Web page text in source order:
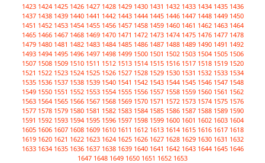
1423 1424 1425 1426 1427 1428 1429 1430 1431 1432 1433 1434 1435 1436
1437 1438 1439 1440 1441 1442 1443 1444 1445 1446 1447 1448 1449 1450
1451 1452 1453 1454 1455 1456 1457 1458 1459 1460 1461 1462 1463 1464
1465 1466 1467 1468 1469 1470 1471 1472 1473 1474 1475 1476 1477 1478
1479 1480 1481 1482 1483 1484 1485 1486 1487 1488 1489 1490 1491 1492
1493 1494 1495 1496 1497 1498 1499 1500 1501 1502 1503 1504 1505 1506
1507 1508 1509 1510 1511 1512 1513 1514 1515 1516 1517 1518 1519 1520
1521 1522 1523 1524 1525 1526 1527 1528 1529 1530 1531 1532 1533 1534
1535 1536 1537 1538 1539 1540 1541 1542 1543 1544 1545 1546 1547 1548
1549 1550 1551 1552 1553 1554 1555 1556 1557 1558 1559 1560 1561 1562
1563 1564 1565 1566 1567 1568 1569 1570 1571 1572 1573 1574 1575 1576
1577 1578 1579 1580 1581 1582 1583 1584 1585 1586 1587 1588 1589 1590
1591 1592 1593 1594 1595 1596 1597 1598 1599 1600 1601 1602 1603 1604
1605 1606 1607 1608 1609 1610 1611 1612 1613 1614 1615 1616 1617 1618
1619 1620 1621 1622 1623 1624 1625 1626 1627 1628 1629 1630 1631 1632
1633 1634 1635 1636 1637 1638 1639 1640 1641 1642 1643 1644 1645 1646
1647 1648 1649 1650 1651 1652 1653